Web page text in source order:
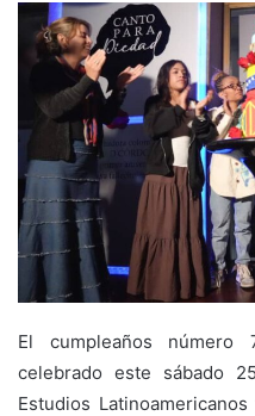
El cumpleaños
celebrado este sábado
Estudios